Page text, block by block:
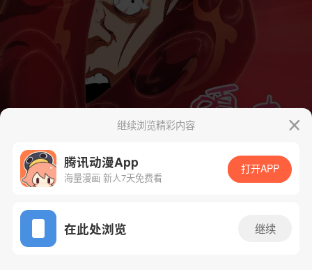
App免费看
继续浏览精彩内容
腾讯动漫App
海量漫画 新人7天免费看
打开APP
在此处浏览 继续